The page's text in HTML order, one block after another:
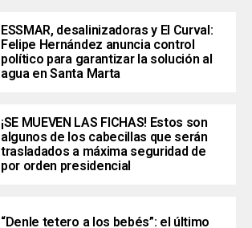
ESSMAR, desalinizadoras y El Curval:
Felipe Hernández anuncia control
político para garantizar la solución al
agua en Santa Marta
¡SE MUEVEN LAS FICHAS! Estos son
algunos de los cabecillas que serán
trasladados a máxima seguridad de
por orden presidencial
“Denle tetero a los bebés”: el último